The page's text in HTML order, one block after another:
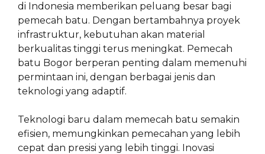
di Indonesia memberikan peluang besar bagi
pemecah batu. Dengan bertambahnya proyek
infrastruktur, kebutuhan akan material
berkualitas tinggi terus meningkat. Pemecah
batu Bogor berperan penting dalam memenuhi
permintaan ini, dengan berbagai jenis dan
teknologi yang adaptif.
Teknologi baru dalam memecah batu semakin
efisien, memungkinkan pemecahan yang lebih
cepat dan presisi yang lebih tinggi. Inovasi